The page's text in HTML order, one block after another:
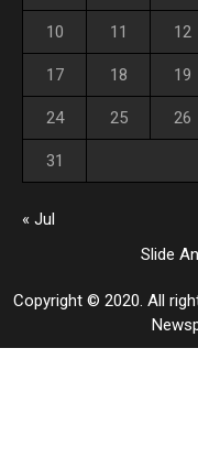
10 11 12
17 18 19
24 25 26
31
« Jul
Slide
Copyright © 2020. All